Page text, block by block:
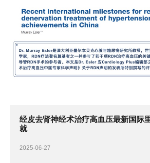
经皮去肾神经术治疗高血压最新国际
就
2025-06-27